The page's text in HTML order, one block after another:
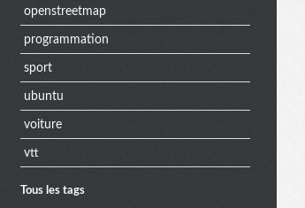
openstreetmap
programmation
sport
ubuntu
voiture
vtt
Tous les tags